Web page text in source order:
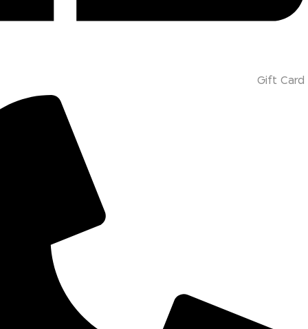
Gift Card